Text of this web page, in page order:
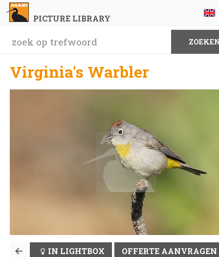
PICTURE LIBRARY
Virginia's Warbler
IN LIGHTBOX OFFERTE AANVRAGEN